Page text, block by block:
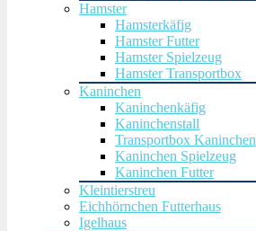
Hamster
Hamsterkäfig
Hamster Futter
Hamster Spielzeug
Hamster Transportbox
Kaninchen
Kaninchenkäfig
Kaninchenstall
Transportbox Kaninchen
Kaninchen Spielzeug
Kaninchen Futter
Kleintierstreu
Eichhörnchen Futterhaus
Igelhaus